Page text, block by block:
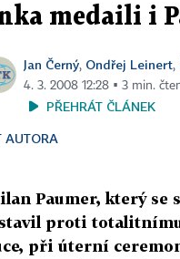
medaili i
Jan Černý, Ondřej Leinert,
4. 3. 2008 12:28 ▪ 3 min.
PŘEHRÁT ČLÁNEK
AUTORA
Paumer, který se
proti
při úterní